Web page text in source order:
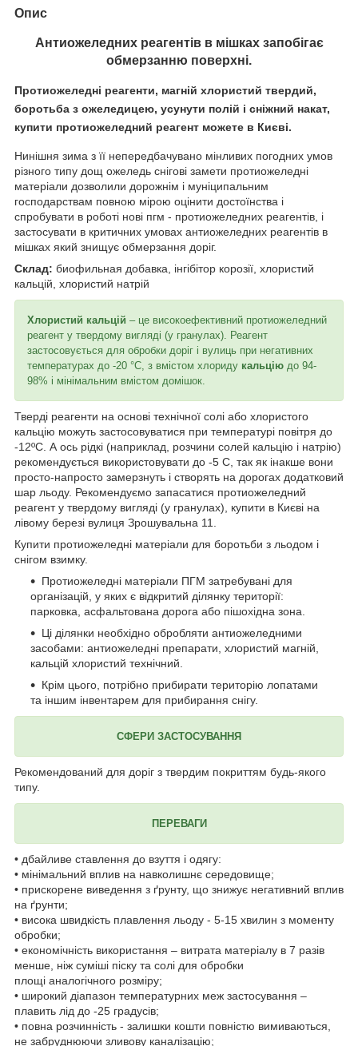
Опис
Антиожеледних реагентів в мішках запобігає
обмерзанню поверхні.
Протиожеледні реагенти, магній хлористий твердий,
боротьба з ожеледицею, усунути полій і сніжний накат,
купити протиожеледний реагент можете в Києві.
Нинішня зима з її непередбачувано мінливих погодних умов
різного типу дощ ожеледь снігові замети протиожеледні
матеріали дозволили дорожнім і муніципальним
господарствам повною мірою оцінити достоїнства і
спробувати в роботі нові пгм - протиожеледних реагентів, і
застосувати в критичних умовах антиожеледних реагентів в
мішках який знищує обмерзання доріг.
Склад: биофильная добавка, інгібітор корозії, хлористий
кальцій, хлористий натрій
Хлористий кальцій – це високоефективний протиожеледний
реагент у твердому вигляді (у гранулах). Реагент
застосовується для обробки доріг і вулиць при негативних
температурах до -20 °С, з вмістом хлориду кальцію до 94-
98% і мінімальним вмістом домішок.
Тверді реагенти на основі технічної солі або хлористого
кальцію можуть застосовуватися при температурі повітря до
-12ºС. А ось рідкі (наприклад, розчини солей кальцію і натрію)
рекомендується використовувати до -5 C, так як інакше вони
просто-напросто замерзнуть і створять на дорогах додатковий
шар льоду. Рекомендуємо запасатися протиожеледний
реагент у твердому вигляді (у гранулах), купити в Києві на
лівому березі вулиця Зрошувальна 11.
Купити протиожеледні матеріали для боротьби з льодом і
снігом взимку.
Протиожеледні матеріали ПГМ затребувані для
організацій, у яких є відкритий ділянку території:
парковка, асфальтована дорога або пішохідна зона.
Ці ділянки необхідно обробляти антиожеледними
засобами: антиожеледні препарати, хлористий магній,
кальцій хлористий технічний.
Крім цього, потрібно прибирати територію лопатами
та іншим інвентарем для прибирання снігу.
СФЕРИ ЗАСТОСУВАННЯ
Рекомендований для доріг з твердим покриттям будь-якого
типу.
ПЕРЕВАГИ
• дбайливе ставлення до взуття і одягу:
• мінімальний вплив на навколишнє середовище;
• прискорене виведення з ґрунту, що знижує негативний вплив
на ґрунти;
• висока швидкість плавлення льоду - 5-15 хвилин з моменту
обробки;
• економічність використання – витрата матеріалу в 7 разів
менше, ніж суміші піску та солі для обробки
площі аналогічного розміру;
• широкий діапазон температурних меж застосування –
плавить лід до -25 градусів;
• повна розчинність - залишки кошти повністю вимиваються,
не забруднюючи зливову каналізацію;